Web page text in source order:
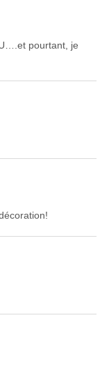
pourtant, je